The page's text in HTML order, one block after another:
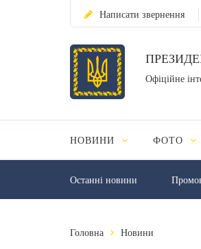
Написати звернення
Офіційне
НОВИНИ ФОТО
Останні новини
Головна Новини